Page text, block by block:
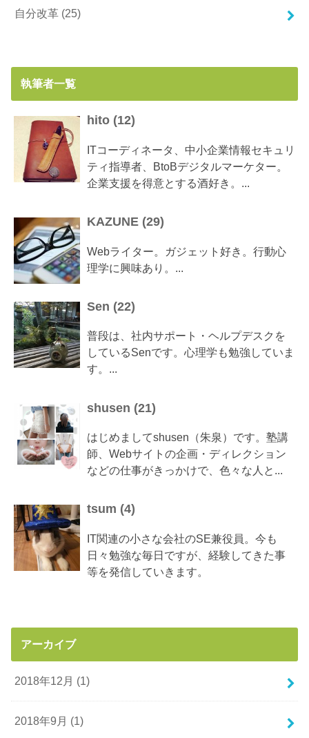
自分改革 (25)
執筆者一覧
hito (12)
ITコーディネータ、中小企業情報セキュリ
ティ指導者、BtoBデジタルマーケター。
企業支援を得意とする酒好き。...
KAZUNE (29)
Webライター。ガジェット好き。行動心
理学に興味あり。...
Sen (22)
普段は、社内サポート・ヘルプデスクを
しているSenです。心理学も勉強していま
す。...
shusen (21)
はじめましてshusen（朱泉）です。塾講
師、Webサイトの企画・ディレクション
などの仕事がきっかけで、色々な人と...
tsum (4)
IT関連の小さな会社のSE兼役員。今も
日々勉強な毎日ですが、経験してきた事
等を発信していきます。
アーカイブ
2018年12月 (1)
2018年9月 (1)